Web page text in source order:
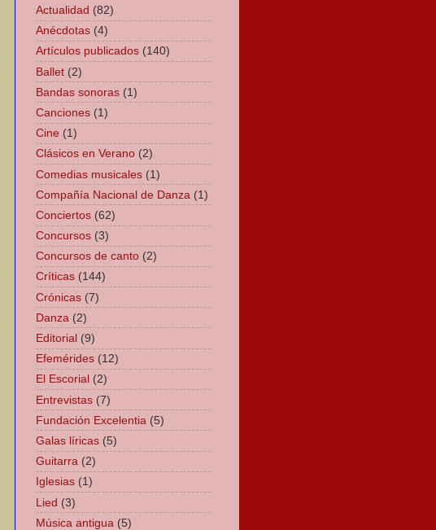
Actualidad (82)
Anécdotas (4)
Artículos publicados (140)
Ballet (2)
Bandas sonoras (1)
Canciones (1)
Cine (1)
Clásicos en Verano (2)
Comedias musicales (1)
Compañía Nacional de Danza (1)
Conciertos (62)
Concursos (3)
Concursos de canto (2)
Críticas (144)
Crónicas (7)
Danza (2)
Editorial (9)
Efemérides (12)
El Escorial (2)
Entrevistas (7)
Fundación Excelentia (5)
Galas líricas (5)
Guitarra (2)
Iglesias (1)
Lied (3)
Música antigua (5)